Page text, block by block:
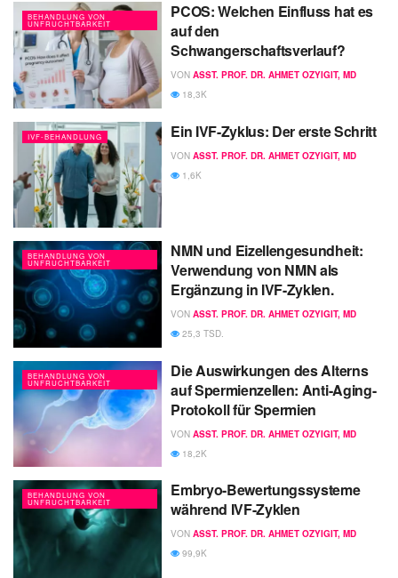
BEHANDLUNG VON
UNFRUCHTBARKEIT
PCOS: Welchen Einfluss hat es
auf den
Schwangerschaftsverlauf?
VON ASST. PROF. DR. AHMET OZYIGIT, MD
18,3K
IVF-BEHANDLUNG Ein IVF-Zyklus: Der erste Schritt
VON ASST. PROF. DR. AHMET OZYIGIT, MD
1,6K
BEHANDLUNG VON
UNFRUCHTBARKEIT
NMN und Eizellengesundheit:
Verwendung von NMN als
Ergänzung in IVF-Zyklen.
VON ASST. PROF. DR. AHMET OZYIGIT, MD
25,3 TSD.
BEHANDLUNG VON
UNFRUCHTBARKEIT
Die Auswirkungen des Alterns
auf Spermienzellen: Anti-Aging-
Protokoll für Spermien
VON ASST. PROF. DR. AHMET OZYIGIT, MD
18,2K
BEHANDLUNG VON
UNFRUCHTBARKEIT
Embryo-Bewertungssysteme
während IVF-Zyklen
VON ASST. PROF. DR. AHMET OZYIGIT, MD
99,9K